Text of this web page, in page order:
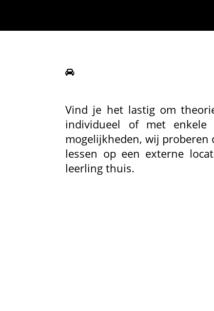
Vind je het lastig om
individueel of met
mogelijkheden, wij proberen
lessen op een externe
leerling thuis.